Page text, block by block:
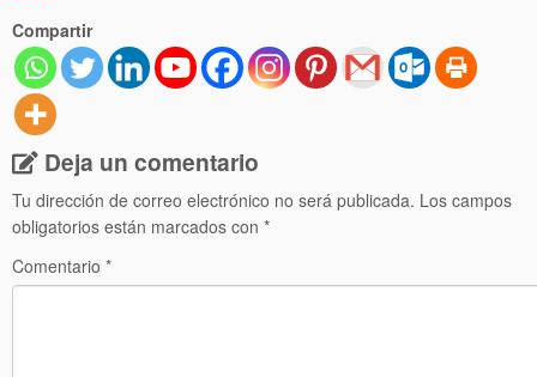
Compartir
Deja un comentario
Tu dirección de correo electrónico no será publicada. Los campos
obligatorios están marcados con *
Comentario *